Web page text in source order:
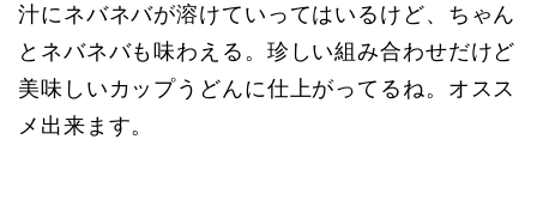
汁にネバネバが溶けていってはいるけど、ちゃん
とネバネバも味わえる。珍しい組み合わせだけど
美味しいカップうどんに仕上がってるね。オスス
メ出来ます。